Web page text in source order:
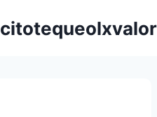
citotequeolxvalor